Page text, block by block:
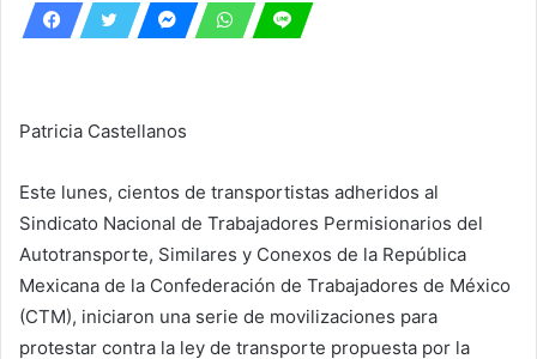
Patricia Castellanos
Este lunes, cientos de transportistas adheridos al
Sindicato Nacional de Trabajadores Permisionarios del
Autotransporte, Similares y Conexos de la República
Mexicana de la Confederación de Trabajadores de México
(CTM), iniciaron una serie de movilizaciones para
protestar contra la ley de transporte propuesta por la